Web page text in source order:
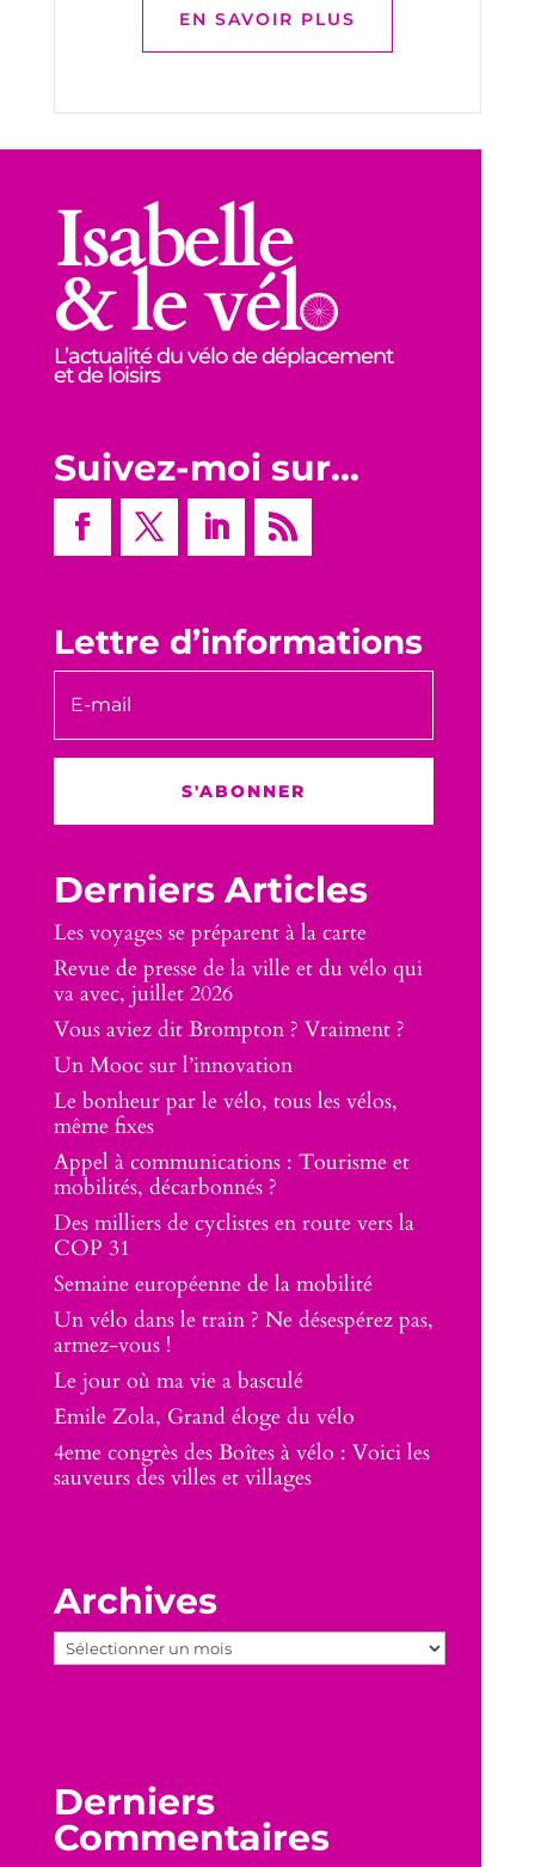
EN SAVOIR PLUS
L’actualité du vélo de déplacement
et de loisirs
Suivez-moi sur…
Lettre d’informations
S'ABONNER
Derniers Articles
Les voyages se préparent à la carte
Revue de presse de la ville et du vélo qui
va avec, juillet 2026
Vous aviez dit Brompton ? Vraiment ?
Un Mooc sur l’innovation
Le bonheur par le vélo, tous les vélos,
même fixes
Appel à communications : Tourisme et
mobilités, décarbonnés ?
Des milliers de cyclistes en route vers la
COP 31
Semaine européenne de la mobilité
Un vélo dans le train ? Ne désespérez pas,
armez-vous !
Le jour où ma vie a basculé
Emile Zola, Grand éloge du vélo
4eme congrès des Boîtes à vélo : Voici les
sauveurs des villes et villages
Archives
Archives
Derniers
Commentaires